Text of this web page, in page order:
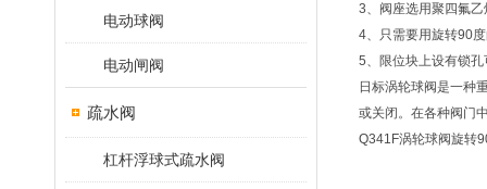
电动球阀
电动闸阀
疏水阀
杠杆浮球式疏水阀
3、阀座选用聚四氟
4、只需要用旋转90
5、限位块上设有锁
日标涡轮球阀是一种
或关闭。在各种阀门
Q341F涡轮球阀旋转